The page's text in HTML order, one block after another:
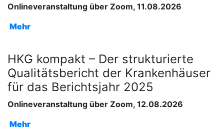
Onlineveranstaltung über Zoom, 11.08.2026
Mehr
HKG kompakt – Der strukturierte
Qualitätsbericht der Krankenhäuser
für das Berichtsjahr 2025
Onlineveranstaltung über Zoom, 12.08.2026
Mehr